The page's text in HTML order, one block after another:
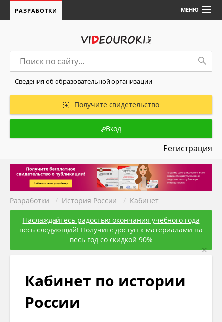
МЕНЮ
РАЗРАБОТКИ
Сведения об образовательной организации
Получите свидетельство
Вход
Регистрация
Разработки / История России / Кабинет
Наслаждайтесь радостью окончания учебного года
весь следующий! Получите доступ к материалами на
весь год со скидкой 90%
×
Кабинет по истории
России